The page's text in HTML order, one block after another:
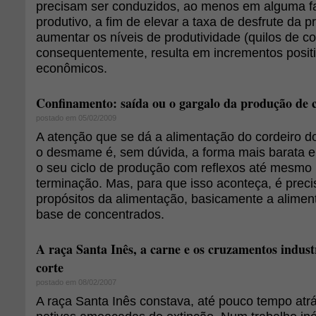
precisam ser conduzidos, ao menos em alguma
produtivo, a fim de elevar a taxa de desfrute da
aumentar os níveis de produtividade (quilos de
consequentemente, resulta em incrementos
econômicos.
Confinamento: saída ou o gargalo da produção de
postado em 05/02/2009
A atenção que se dá a alimentação do cordeiro
o desmame é, sem dúvida, a forma mais barata
o seu ciclo de produção com reflexos até mesmo
terminação. Mas, para que isso aconteça, é
propósitos da alimentação, basicamente a
base de concentrados.
A raça Santa Inês, a carne e os cruzamentos
corte
postado em 08/02/2007
A raça Santa Inês constava, até pouco tempo